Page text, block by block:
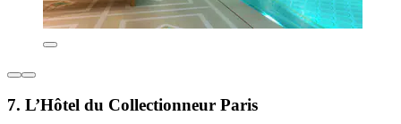
7. L’Hôtel du Collectionneur Paris